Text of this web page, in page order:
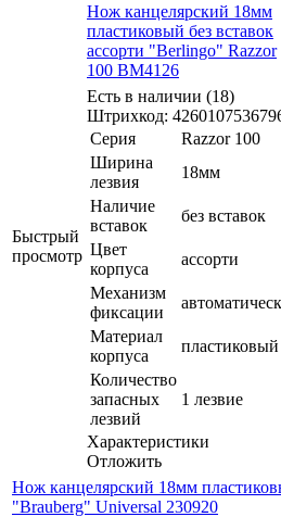
Быстрый
просмотр
Нож канцелярский 18мм
пластиковый без вставок
ассорти "Berlingo" Razzor
100 BM4126
Есть в наличии (18)
Штрихкод:
Серия
Razzor 100
Ширина
лезвия
18мм
Наличие
вставок
без вставок
Цвет
корпуса
ассорти
Механизм
фиксации
Материал
корпуса
пластиковый
Количество
запасных
лезвий
1 лезвие
Характеристики
Отложить
Нож канцелярский 18мм
"Brauberg" Universal 230920